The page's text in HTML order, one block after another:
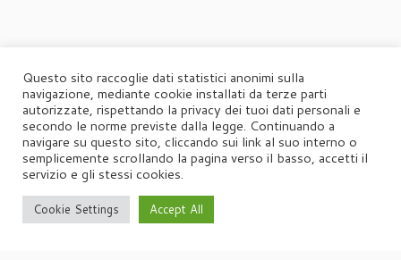
·© 2026Agorà·Powered by ·Designed con il
Questo sito raccoglie dati statistici anonimi sulla
navigazione, mediante cookie installati da terze parti
autorizzate, rispettando la privacy dei tuoi dati personali e
secondo le norme previste dalla legge. Continuando a
navigare su questo sito, cliccando sui link al suo interno o
semplicemente scrollando la pagina verso il basso, accetti il
servizio e gli stessi cookies.
Cookie Settings Accept All